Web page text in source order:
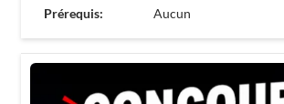
Prérequis:
Aucun